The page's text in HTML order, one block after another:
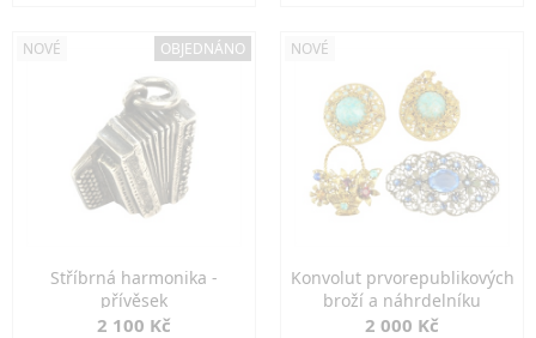
NOVÉ OBJEDNÁNO
Stříbrná harmonika -
přívěsek
2 100 Kč
NOVÉ
Konvolut prvorepublikových
broží a náhrdelníku
2 000 Kč